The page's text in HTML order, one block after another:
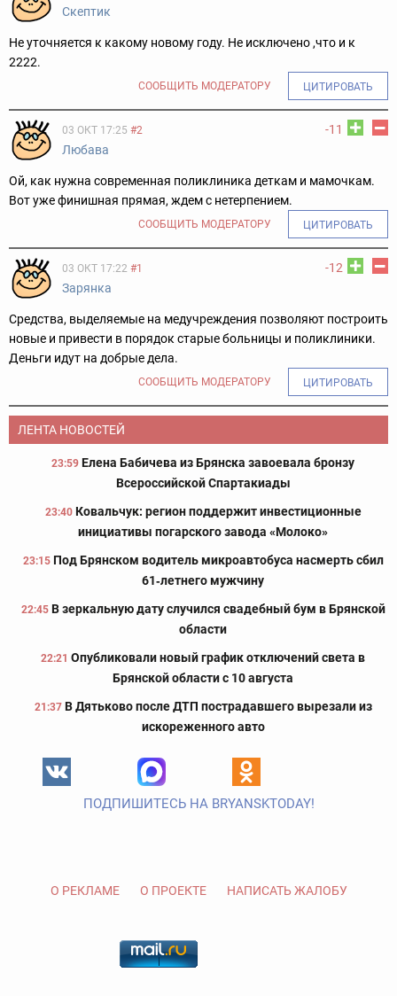
Скептик
Не уточняется к какому новому году. Не исключено ,что и к
2222.
СООБЩИТЬ МОДЕРАТОРУ ЦИТИРОВАТЬ
-11
03 ОКТ 17:25 #2
Любава
Ой, как нужна современная поликлиника деткам и мамочкам.
Вот уже финишная прямая, ждем с нетерпением.
СООБЩИТЬ МОДЕРАТОРУ ЦИТИРОВАТЬ
-12
03 ОКТ 17:22 #1
Зарянка
Средства, выделяемые на медучреждения позволяют построить
новые и привести в порядок старые больницы и поликлиники.
Деньги идут на добрые дела.
СООБЩИТЬ МОДЕРАТОРУ ЦИТИРОВАТЬ
ЛЕНТА НОВОСТЕЙ
23:59 Елена Бабичева из Брянска завоевала бронзу
Всероссийской Спартакиады
23:40 Ковальчук: регион поддержит инвестиционные
инициативы погарского завода «Молоко»
23:15 Под Брянском водитель микроавтобуса насмерть сбил
61‑летнего мужчину
22:45 В зеркальную дату случился свадебный бум в Брянской
области
22:21 Опубликовали новый график отключений света в
Брянской области с 10 августа
21:37 В Дятьково после ДТП пострадавшего вырезали из
искореженного авто
ПОДПИШИТЕСЬ НА BRYANSKTODAY!
О РЕКЛАМЕ О ПРОЕКТЕ НАПИСАТЬ ЖАЛОБУ